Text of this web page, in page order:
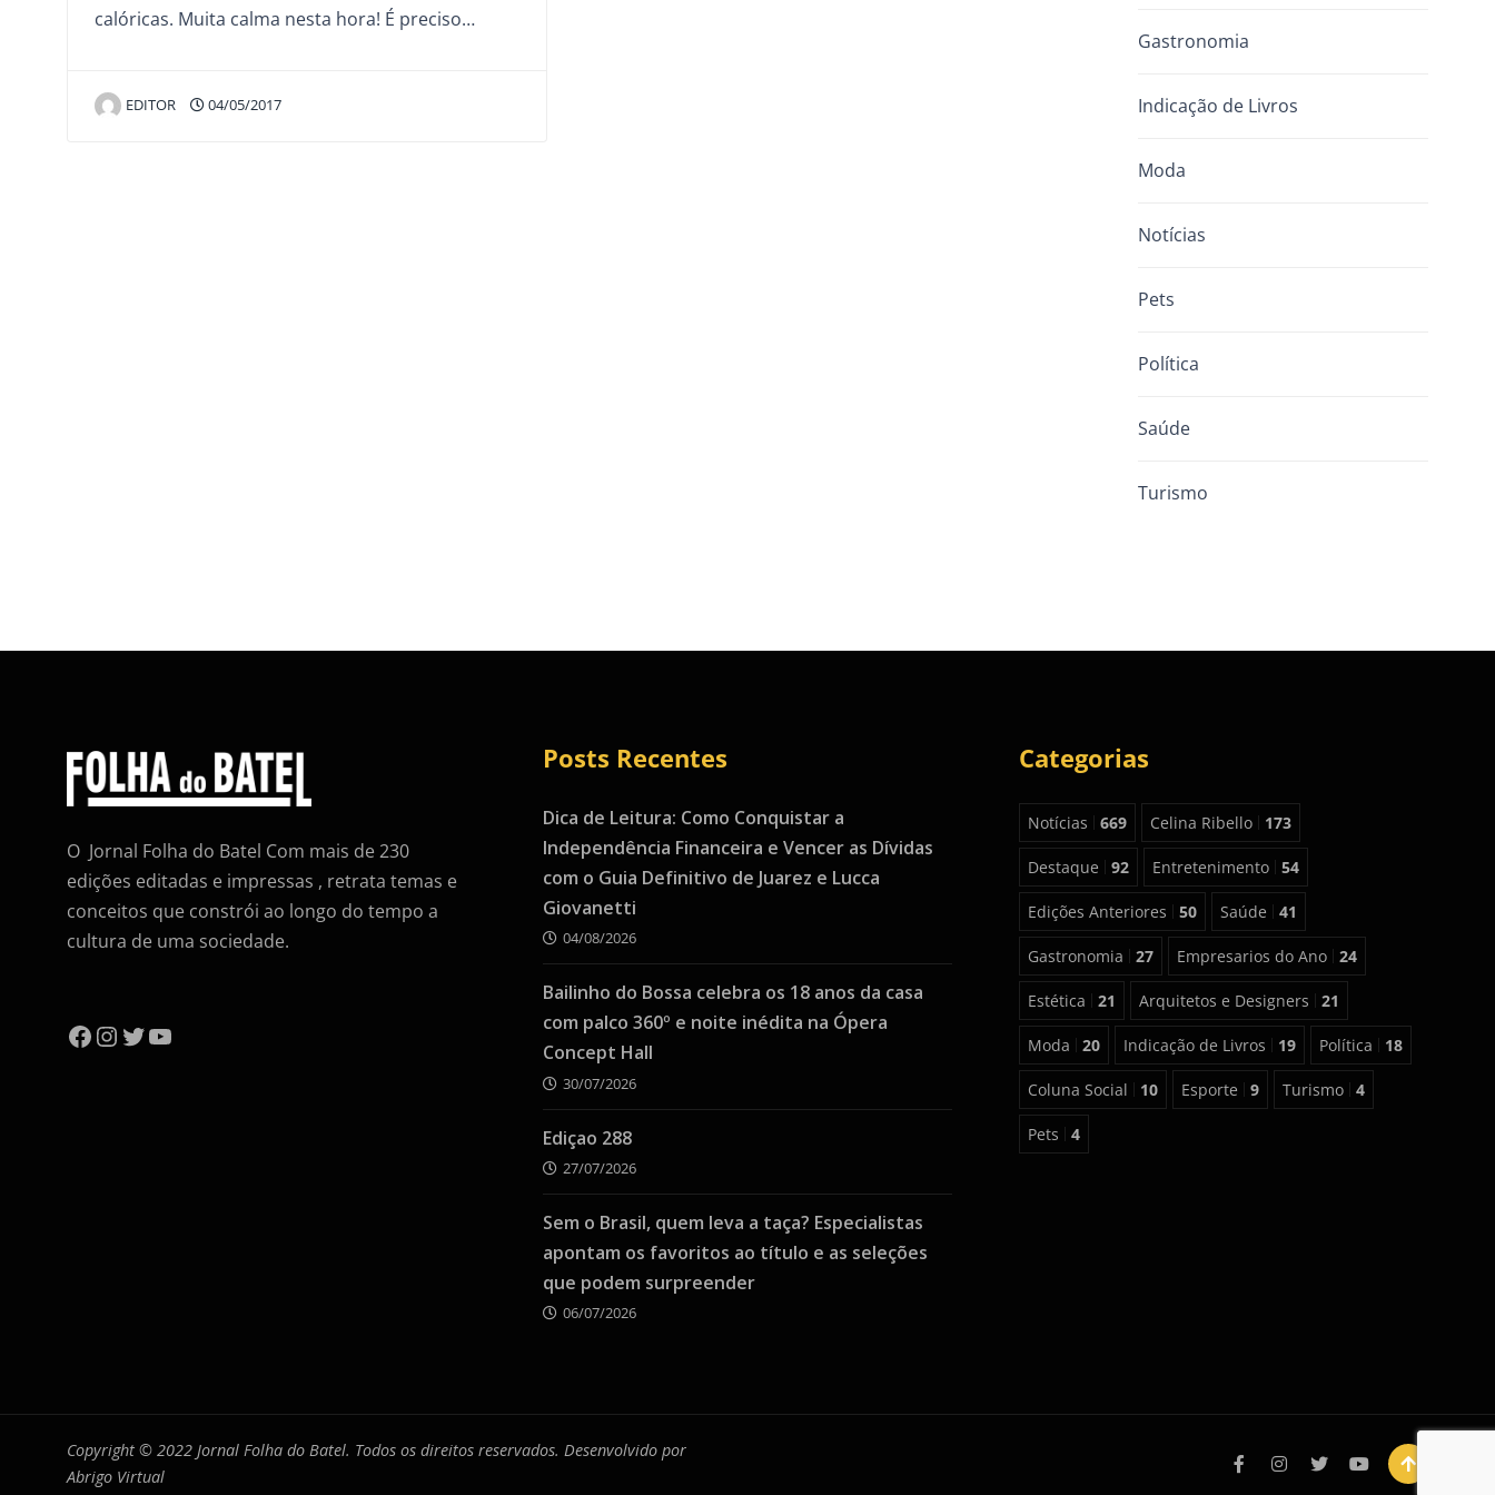
calóricas. Muita calma nesta hora! É preciso…
EDITOR 04/05/2017
Gastronomia
Indicação de Livros
Moda
Notícias
Pets
Política
Saúde
Turismo
O Jornal Folha do Batel Com mais de 230
edições editadas e impressas , retrata temas e
conceitos que constrói ao longo do tempo a
cultura de uma sociedade.
Facebook
Instagram
Twitter
YouTube
Posts Recentes
Dica de Leitura: Como Conquistar a
Independência Financeira e Vencer as Dívidas
com o Guia Definitivo de Juarez e Lucca
Giovanetti
04/08/2026
Bailinho do Bossa celebra os 18 anos da casa
com palco 360º e noite inédita na Ópera
Concept Hall
30/07/2026
Ediçao 288
27/07/2026
Sem o Brasil, quem leva a taça? Especialistas
apontam os favoritos ao título e as seleções
que podem surpreender
06/07/2026
Categorias
Notícias 669 Celina Ribello 173
Destaque 92 Entretenimento 54
Edições Anteriores 50 Saúde 41
Gastronomia 27 Empresarios do Ano 24
Estética 21 Arquitetos e Designers 21
Moda 20 Indicação de Livros 19 Política 18
Coluna Social 10 Esporte 9 Turismo 4
Pets 4
Copyright © 2022 Jornal Folha do Batel. Todos os direitos reservados. Desenvolvido por
Abrigo Virtual